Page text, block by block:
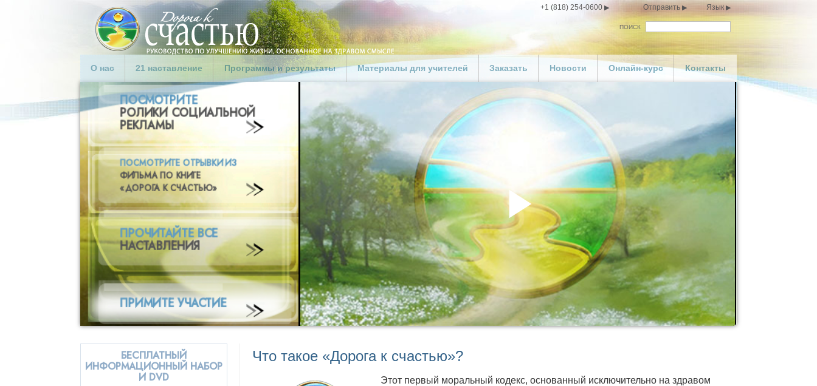
+1 (818) 254-0600 Отправить Язык
ПОИСК
О нас
Что такое «Дорога к
счастью»?
Наша цель
Л. Рон Хаббард
Ответы на часто
задаваемые вопросы
21 наставление
СЧАСТЬЮ
1. Заботьтесь о себе
2. Будьте воздержанны
3. Не будьте распутными
4. Любите детей и
помогайте им
5. Уважайте родителей и
6. Подавайте хороший
пример
7. Стремитесь жить
правдиво
8. Не совершайте убийств
9. Не делайте ничего
противозаконного
10. Поддерживайте
созданное и работающее
на благо всех людей
11. Не причиняйте вреда
Программы и результаты
Введение
Программа для бизнеса
Программы для
сотрудников
Программы для полиции
Кризисные зоны
Правительства
Общественные группы
Родители
Подавайте хороший
пример
Успехи со всей планеты
Материалы для учителей
Набор материалов для
учителя
Скачать руководство для
учителя
Результаты в школах
Заказать
Создайте свою брошюру
«Дорога к счастью»
Новости Онлайн-курс Контакты
Play
Video
Что такое «Дорога к счастью»?
Этот первый моральный кодекс, основанный исключительно на здравом
БЕСПЛАТНЫЙ
ИНФОРМАЦИОННЫЙ НАБОР
И DVD